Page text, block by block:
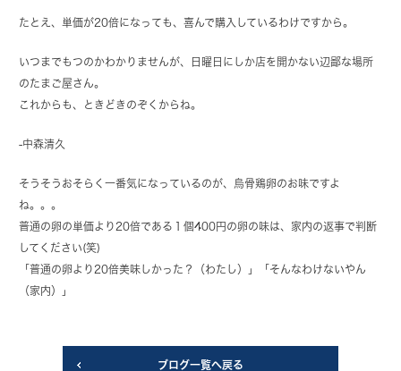
たとえ、単価が20倍になっても、喜んで購入しているわけですから。
いつまでもつのかわかりませんが、日曜日にしか店を開かない辺鄙な場所
のたまご屋さん。
これからも、ときどきのぞくからね。
-中森清久
そうそうおそらく一番気になっているのが、烏骨鶏卵のお味ですよ
ね。。。
普通の卵の単価より20倍である１個400円の卵の味は、家内の返事で判断
してください(笑)
「普通の卵より20倍美味しかった？（わたし）」「そんなわけないやん
（家内）」
ブログ一覧へ戻る